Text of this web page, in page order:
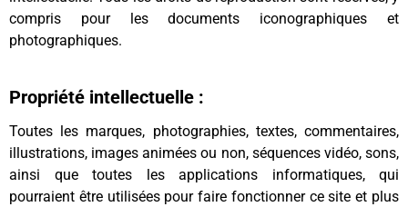
compris pour les documents iconographiques et
photographiques.
Propriété intellectuelle :
Toutes les marques, photographies, textes, commentaires,
illustrations, images animées ou non, séquences vidéo, sons,
ainsi que toutes les applications informatiques, qui
pourraient être utilisées pour faire fonctionner ce site et plus